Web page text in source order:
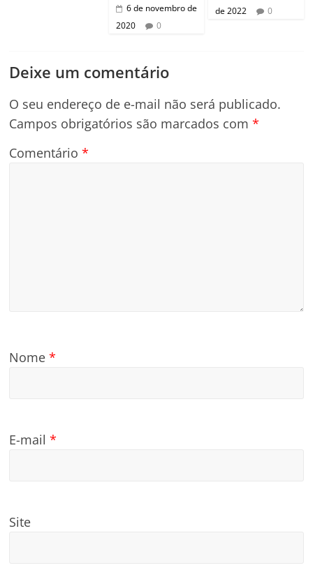
6 de novembro de
2020
0
de 2022
0
Deixe um comentário
O seu endereço de e-mail não será publicado.
Campos obrigatórios são marcados com*
Comentário*
Nome*
E-mail*
Site